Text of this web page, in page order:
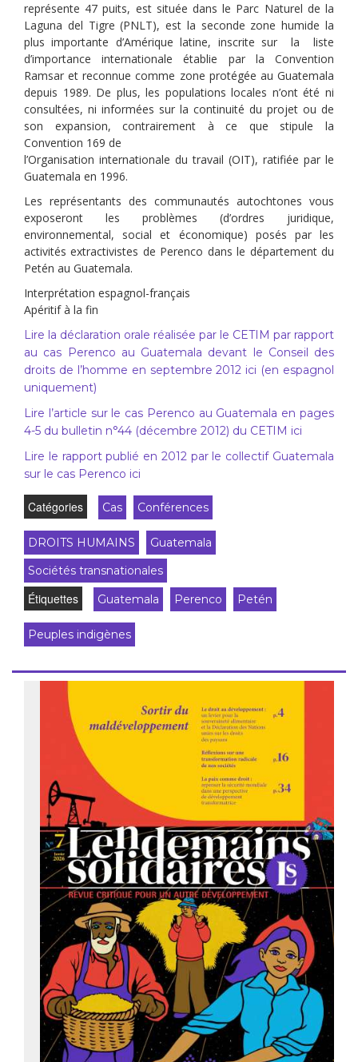
représente 47 puits, est située dans le Parc Naturel de la
Laguna del Tigre (PNLT), est la seconde zone humide la
plus importante d’Amérique latine, inscrite sur la liste
d’importance internationale établie par la Convention
Ramsar et reconnue comme zone protégée au Guatemala
depuis 1989. De plus, les populations locales n’ont été ni
consultées, ni informées sur la continuité du projet ou de
son expansion, contrairement à ce que stipule la
Convention 169 de
l’Organisation internationale du travail (OIT), ratifiée par le
Guatemala en 1996.
Les représentants des communautés autochtones vous
exposeront les problèmes (d’ordres juridique,
environnemental, social et économique) posés par les
activités extractivistes de Perenco dans le département du
Petén au Guatemala.
Interprétation espagnol-français
Apéritif à la fin
Lire la déclaration orale réalisée par le CETIM par rapport
au cas Perenco au Guatemala devant le Conseil des
droits de l’homme en septembre 2012 ici (en espagnol
uniquement)
Lire l’article sur le cas Perenco au Guatemala en pages
4-5 du bulletin n°44 (décembre 2012) du CETIM ici
Lire le rapport publié en 2012 par le collectif Guatemala
sur le cas Perenco ici
Catégories Cas Conférences
DROITS HUMAINS
Guatemala
Sociétés transnationales
Étiquettes Guatemala Perenco Petén
Peuples indigènes